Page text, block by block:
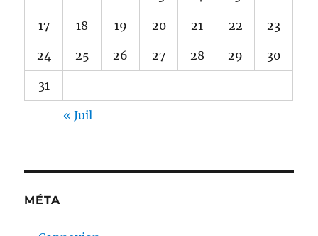
17 18 19 20 21 22 23
24 25 26 27 28 29 30
31
« Juil
MÉTA